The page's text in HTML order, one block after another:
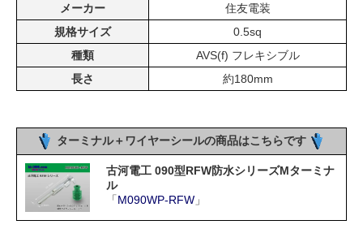
メーカー
住友電装
規格サイズ
0.5sq
種類
AVS(f) フレキシブル
長さ
約180mm
ターミナル＋ワイヤーシールの商品はこちらです
古河電工 090型RFW防水シリーズMターミナ
ル
「M090WP-RFW 」